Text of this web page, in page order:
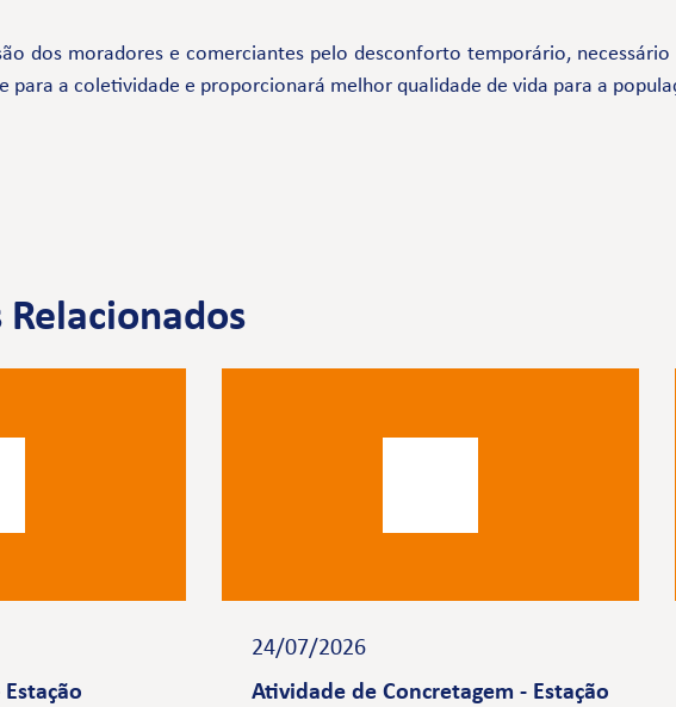
dos moradores e comerciantes pelo desconforto temporário,
para a coletividade e proporcionará melhor qualidade de vida para a
24/07/2026
Atividade de Concretagem - Estação